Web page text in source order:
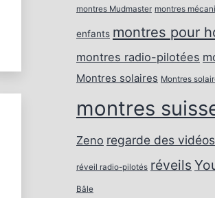
montres Mudmaster montres
enfants montres pour
montres radio-pilotées
Montres solaires Montres
montres
Zeno regarde des vidéos
réveil radio-pilotés réveils
Bâle